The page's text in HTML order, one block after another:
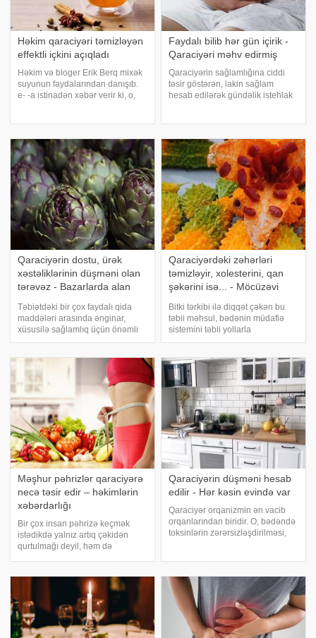
Həkim qaraciyəri təmizləyən
effektli içkini açıqladı
Həkim və bloger Erik Berq mixək
suyunun faydalarından danışıb.
e- -a istinadən xəbər verir ki, o,
Mixək suyu qan şəkərinin
səviyyəsin
Faydalı bilib hər gün içirik -
Qaraciyəri məhv edirmiş
Qaraciyərin sağlamlığına ciddi
təsir göstərən, lakin sağlam
hesab edilərək gündəlik istehlak
universitetlərində təhsil almış
gastroenteroloq Dr
Qaraciyərin dostu, ürək
xəstəliklərinin düşməni olan
tərəvəz - Bazarlarda alan
Təbiətdəki bir çox faydalı qida
maddələri arasında ənginar,
xüsusilə sağlamlıq üçün önəmli
xüsusiyyətləri ilə seçilir. Bu
deyil, eyni zamanda bədənə
çoxsaylı faydalar təmin etməsi ilə
də məşhurdur
Qaraciyərdəki zəhərləri
təmizləyir, xolesterini, qan
şəkərini isə... - Möcüzəvi
Bitki tərkibi ilə diqqət çəkən bu
təbii məhsul, bədənin müdafiə
sistemini təbii yollarla
dəstəkləyərək, qaraciyərin
zamanda qan şəkərini
balanslaşdıraraq enerji
səviyyələrini qoruyur və
xolesterol səviyyələrin
Məşhur pəhrizlər qaraciyərə
necə təsir edir – həkimlərin
xəbərdarlığı
Bir çox insan pəhrizə keçmək
istədikdə yalnız artıq çəkidən
qurtulmağı deyil, həm də
pəhriz orqanizmin
detoksikasiyası və qaraciyər
funksiyalarını
Qaraciyərin düşməni hesab
edilir - Hər kəsin evində var
Qaraciyər orqanizmin ən vacib
orqanlarından biridir. O, bədəndə
toksinlərin zərərsizləşdirilməsi,
Sağlamlığı qorumaq üçün isə
düzgü